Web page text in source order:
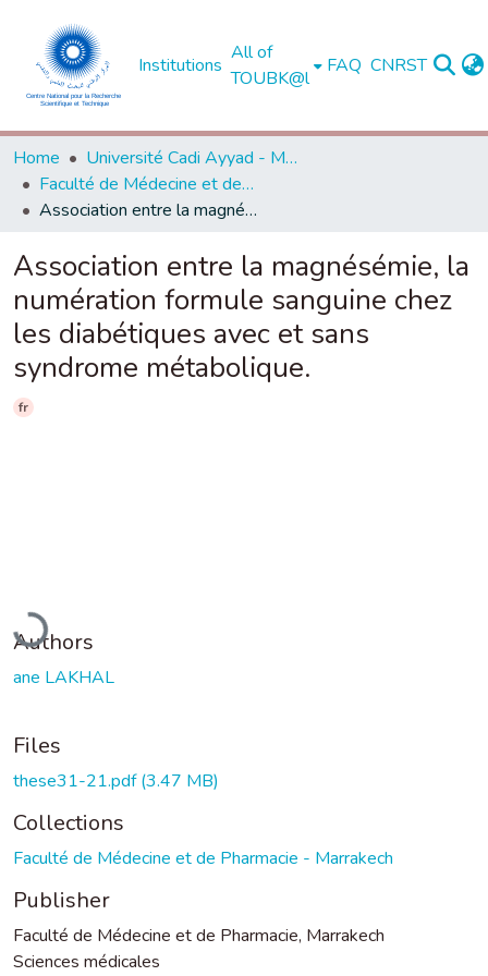
Institutions
All of
TOUBK@l
FAQ CNRST
Home
Université Cadi Ayyad - Marrakech
Faculté de Médecine et de Pharmacie - Marrakech
Association entre la magnésémie, la numération formule sanguine chez les diabétiques avec et sans syndrome métabolique.
Association entre la magnésémie, la
numération formule sanguine chez
les diabétiques avec et sans
syndrome métabolique.
fr
Loading...
Authors
ane LAKHAL
Files
these31-21.pdf(3.47 MB)
Collections
Faculté de Médecine et de Pharmacie - Marrakech
Publisher
Faculté de Médecine et de Pharmacie, Marrakech
Sciences médicales